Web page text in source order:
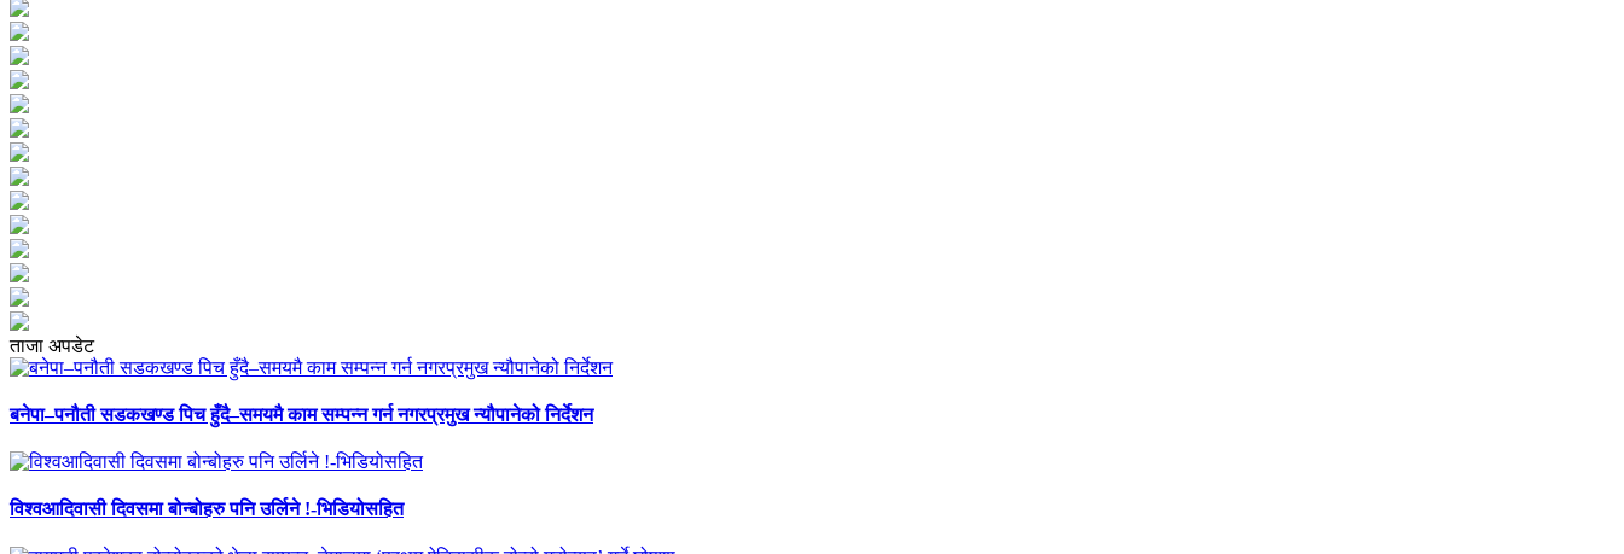
ताजा अपडेट
बनेपा–पनौती सडकखण्ड पिच हुँदै–समयमै काम सम्पन्न गर्न नगरप्रमुख न्यौपानेको निर्देशन
विश्वआदिवासी दिवसमा बोन्बोहरु पनि उर्लिने !-भिडियोसहित